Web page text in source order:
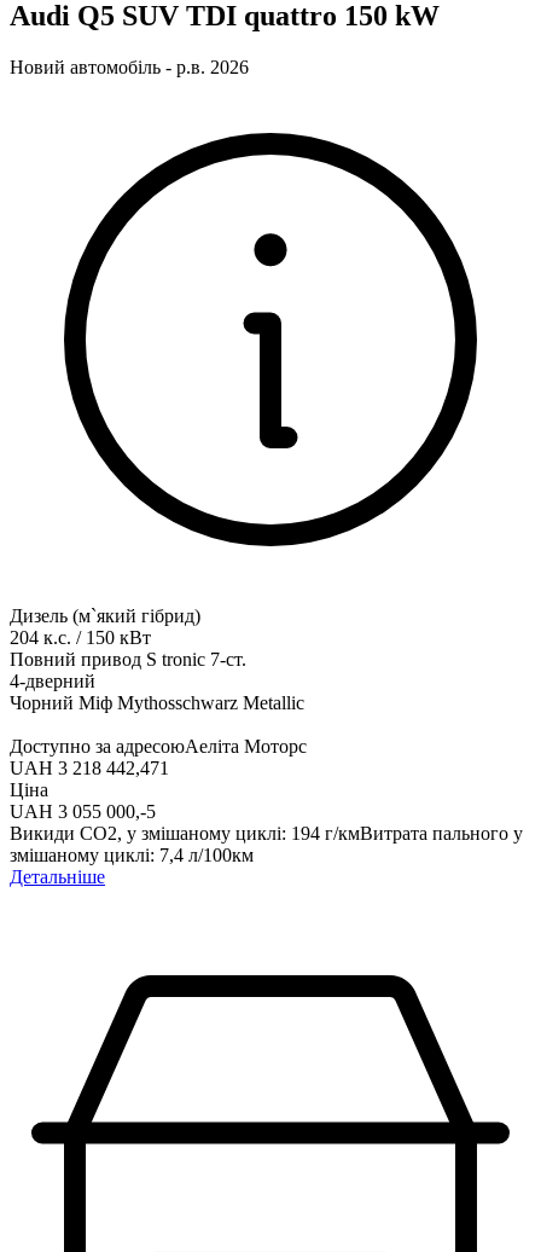
Audi Q5 SUV TDI quattro 150 kW
Новий автомобіль - р.в. 2026
Дизель (м`який гібрид)
204 к.с. / 150 кВт
Повний привод S tronic 7-ст.
4-дверний
Чорний Міф Mythosschwarz Metallic
Доступно за адресоюАеліта Моторс
UAH 3 218 442,471
Ціна
UAH 3 055 000,-‍5
Викиди СО2, у змішаному циклі: 194 г/кмВитрата пального у
змішаному циклі: 7,4 л/100км
Детальніше